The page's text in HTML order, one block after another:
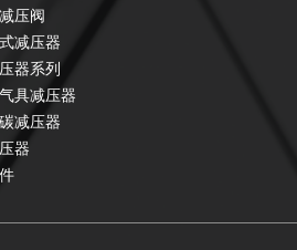
压阀
减压器
器系列
具减压器
减压器
器